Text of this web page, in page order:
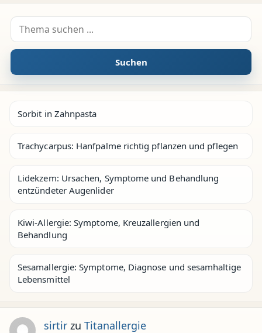
Suche nach:
Suchen
Sorbit in Zahnpasta
Trachycarpus: Hanfpalme richtig pflanzen und pflegen
Lidekzem: Ursachen, Symptome und Behandlung
entzündeter Augenlider
Kiwi-Allergie: Symptome, Kreuzallergien und
Behandlung
Sesamallergie: Symptome, Diagnose und sesamhaltige
Lebensmittel
sirtirzu Titanallergie